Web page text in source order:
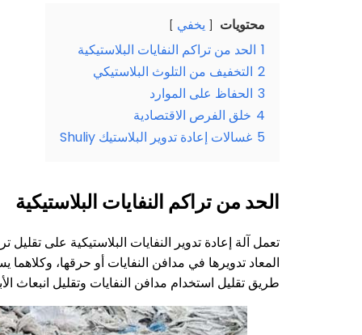
محتويات
يخفي
1 الحد من تراكم النفايات البلاستيكية
2 التخفيف من التلوث البلاستيكي
3 الحفاظ على الموارد
4 خلق الفرص الاقتصادية
5 غسالات إعادة تدوير البلاستيك Shuliy
الحد من تراكم النفايات البلاستيكية
تعمل آلة إعادة تدوير النفايات البلاستيكية على
المعاد تدويرها في مدافن النفايات أو حرقها، وكلاهما
طريق تقليل استخدام مدافن النفايات وتقليل انبعاث